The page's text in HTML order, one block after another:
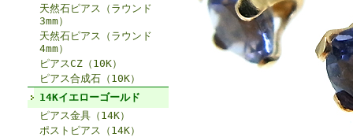
天然石ピアス（ラウンド
3mm）
天然石ピアス（ラウンド
4mm）
ピアスCZ（10K）
ピアス合成石（10K）
14Kイエローゴールド
ピアス金具（14K）
ポストピアス（14K）